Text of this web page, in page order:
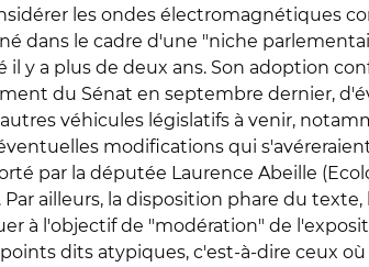
les ondes électromagnétiques
dans le cadre d'une "niche
y a plus de deux ans. Son adoption
du Sénat en septembre dernier,
véhicules législatifs à venir,
modifications qui
par la députée Laurence Abeille
ailleurs, la disposition phare du
à l'objectif de "modération" de
dits atypiques, c'est-à-dire ceux